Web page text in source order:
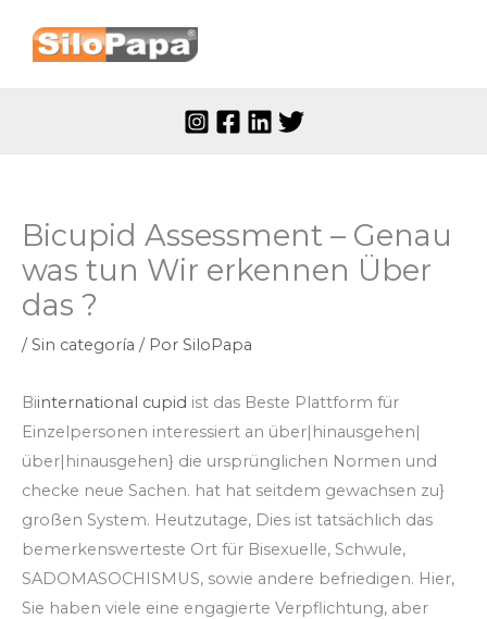
Bicupid Assessment – Genau
was tun Wir erkennen Über
das ?
/Sin categoría / Por SiloPapa
Biinternational cupid ist das Beste Plattform für
Einzelpersonen interessiert an über|hinausgehen|
über|hinausgehen} die ursprünglichen Normen und
checke neue Sachen. hat hat seitdem gewachsen zu}
großen System. Heutzutage, Dies ist tatsächlich das
bemerkenswerteste Ort für Bisexuelle, Schwule,
SADOMASOCHISMUS, sowie andere befriedigen. Hier,
Sie haben viele eine engagierte Verpflichtung, aber